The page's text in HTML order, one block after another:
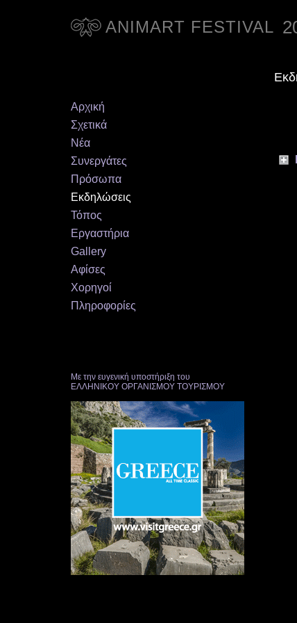
ANIMART FESTIVAL
Αρχική
Σχετικά
Νέα
Συνεργάτες
Πρόσωπα
Εκδηλώσεις
Τόπος
Εργαστήρια
Gallery
Αφίσες
Χορηγοί
Πληροφορίες
Με την ευγενική υποστήριξη του
ΕΛΛΗΝΙΚΟΥ ΟΡΓΑΝΙΣΜΟΥ ΤΟΥΡΙΣΜΟΥ